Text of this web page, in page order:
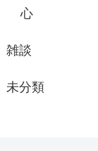
心
雑談
未分類